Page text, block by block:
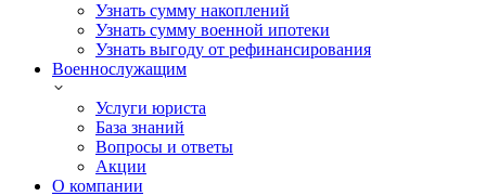
Узнать сумму накоплений
Узнать сумму военной ипотеки
Узнать выгоду от рефинансирования
Военнослужащим
Услуги юриста
База знаний
Вопросы и ответы
Акции
О компании